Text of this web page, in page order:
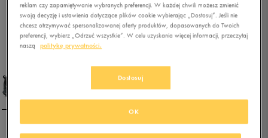
1/5
reklam czy zapamiętywanie wybranych preferencji. W każdej chwili możesz zmienić
swoją decyzję i ustawienia dotyczące plików cookie wybierając „Dostosuj”. Jeśli nie
chcesz otrzymywać spersonalizowanej oferty produktów, dopasowanych do Twoich
preferencji, wybierz „Odrzuć wszystkie”. W celu uzyskania więcej informacji, przeczytaj
naszą
politykę prywatności.
Dostosuj
OK